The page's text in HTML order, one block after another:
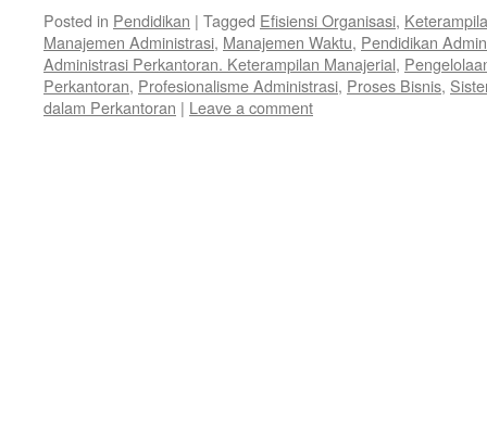
Posted in Pendidikan | Tagged Efisiensi Organisasi,
Manajemen Administrasi, Manajemen Waktu, Pendidikan
Administrasi Perkantoran. Keterampilan Manajerial,
Perkantoran, Profesionalisme Administrasi, Proses Bisnis,
dalam Perkantoran | Leave a comment